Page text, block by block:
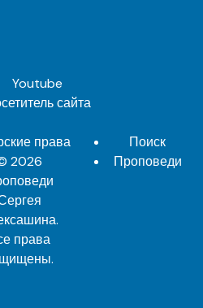
Youtube
сайта
права
2026
.
права
Поиск
Проповеди